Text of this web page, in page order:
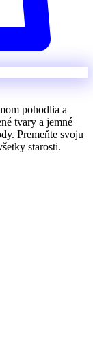
pohodlia a
tvary a jemné
Premeňte svoju
starosti.